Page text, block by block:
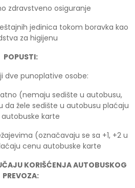
zdravstveno osiguranje
jedinica tokom boravka kao
za higijenu
POPUSTI:
dve punoplative osobe:
(nemaju sedište u autobusu,
da žele sedište u autobusu plaćaju
karte
(označavaju se sa +1, +2 u
cenu autobuske karte
KORIŠĆENJA AUTOBUSKOG
PREVOZA: